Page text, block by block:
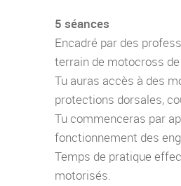
5 séances
Encadré par des
terrain de motocross
Tu auras accès à des
protections dorsales,
Tu commenceras par
fonctionnement des
Temps de pratique
motorisés.